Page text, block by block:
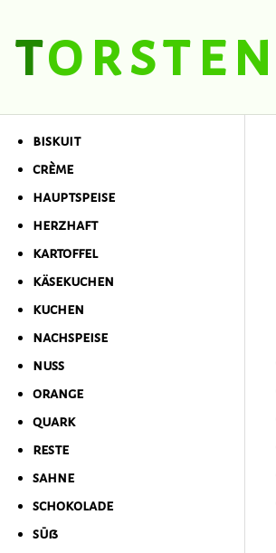
torsten
torsten
t egel
biskuit
crème
hauptspeise
herzhaft
kartoffel
käsekuchen
kuchen
nachspeise
nuss
orange
quark
reste
sahne
schokolade
süß